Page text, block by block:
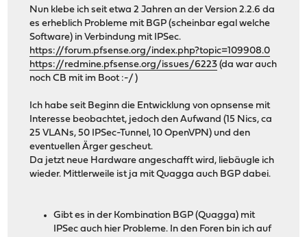
Nun klebe ich seit etwa 2 Jahren an der Version 2.2.6 da
es erheblich Probleme mit BGP (scheinbar egal welche
Software) in Verbindung mit IPSec.
https://forum.pfsense.org/index.php?topic=109908.0
https://redmine.pfsense.org/issues/6223 (da war auch
noch CB mit im Boot :-/ )
Ich habe seit Beginn die Entwicklung von opnsense mit
Interesse beobachtet, jedoch den Aufwand (15 Nics, ca
25 VLANs, 50 IPSec-Tunnel, 10 OpenVPN) und den
eventuellen Ärger gescheut.
Da jetzt neue Hardware angeschafft wird, liebäugle ich
wieder. Mittlerweile ist ja mit Quagga auch BGP dabei.
Gibt es in der Kombination BGP (Quagga) mit
IPSec auch hier Probleme. In den Foren bin ich auf